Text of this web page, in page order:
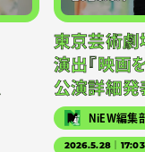
東京芸術劇
演出『映画
公演詳細発
NiEW編集
2026.5.28｜17:03